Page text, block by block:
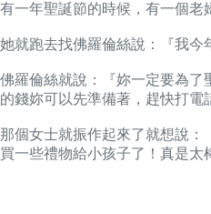
有一年聖誕節的時候，有一個老
她就跑去找佛羅倫絲說：『我今
佛羅倫絲就說：『妳一定要為了
的錢妳可以先準備著，趕快打電
那個女士就振作起來了就想說
買一些禮物給小孩子了！真是太